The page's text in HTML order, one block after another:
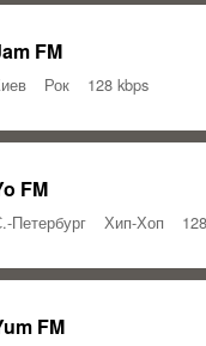
FM
Рок 128 kbps
FM
Петербург Хип-Хоп
FM